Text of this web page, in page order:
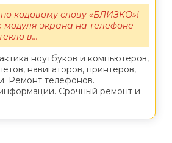
ноутбуков и компьютеров,
навигаторов, принтеров,
Ремонт телефонов.
Срочный ремонт и
по кодовому слову «БЛИЗКО»!
экрана на телефоне
в...